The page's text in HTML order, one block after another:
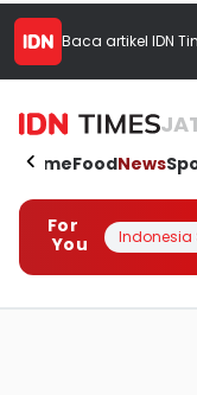
Baca artikel IDN
HomeFoodNews
For
You
Indonesia